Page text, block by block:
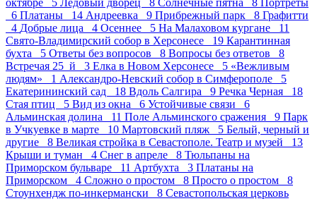
6 Платаны 14 Андреевка 9 Прибрежный парк 8 Графитти
4 Добрые лица 4 Осеннее 5 На Малаховом кургане 11
Свято-Владимирский собор в Херсонесе 19 Карантинная
бухта 5 Ответы без вопросов 8 Вопросы без ответов 8
Встречая 25_й 3 Елка в Новом Херсонесе 5 «Вежливым
людям» 1 Александро-Невский собор в Симферополе 5
Екатерининский сад 18 Вдоль Салгира 9 Речка Черная 18
Стая птиц 5 Вид из окна 6 Устойчивые связи 6
Альминская долина 11 Поле Альминского сражения 9 Парк
в Учкуевке в марте 10 Мартовский пляж 5 Белый, черный и
другие 8 Великая стройка в Севастополе. Театр и музей 13
Крыши и туман 4 Снег в апреле 8 Тюльпаны на
Приморском бульваре 11 Артбухта 3 Платаны на
Приморском 4 Сложно о простом 8 Просто о простом 8
Стоунхендж по-инкермански 8 Севастопольская церковь